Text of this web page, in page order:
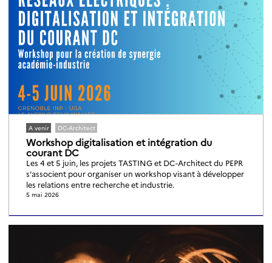
A venir DC-Architect
Workshop digitalisation et intégration du
courant DC
Les 4 et 5 juin, les projets TASTING et DC-Architect du PEPR
s'associent pour organiser un workshop visant à développer
les relations entre recherche et industrie.
5 mai 2026